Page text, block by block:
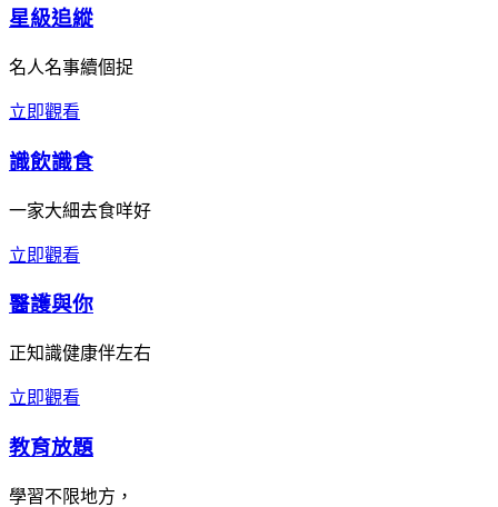
星級追縱
名人名事續個捉
立即觀看
識飲識食
一家大細去食咩好
立即觀看
醫護與你
正知識健康伴左右
立即觀看
教育放題
學習不限地方，